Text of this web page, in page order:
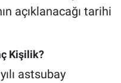
açıklanacağı tarihi
Kişilik?
astsubay